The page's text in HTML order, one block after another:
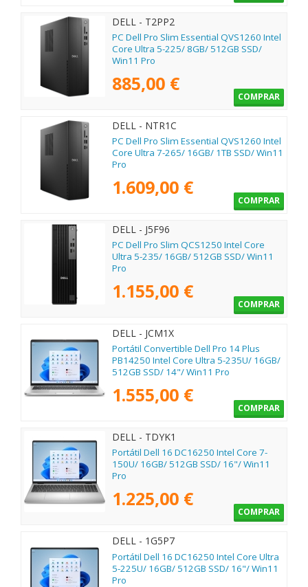
DELL - T2PP2
PC Dell Pro Slim Essential QVS1260 Intel
Core Ultra 5-225/ 8GB/ 512GB SSD/
Win11 Pro
885,00 €
COMPRAR
DELL - NTR1C
PC Dell Pro Slim Essential QVS1260 Intel
Core Ultra 7-265/ 16GB/ 1TB SSD/ Win11
Pro
1.609,00 €
COMPRAR
DELL - J5F96
PC Dell Pro Slim QCS1250 Intel Core
Ultra 5-235/ 16GB/ 512GB SSD/ Win11
Pro
1.155,00 €
COMPRAR
DELL - JCM1X
Portátil Convertible Dell Pro 14 Plus
PB14250 Intel Core Ultra 5-235U/ 16GB/
512GB SSD/ 14"/ Win11 Pro
1.555,00 €
COMPRAR
DELL - TDYK1
Portátil Dell 16 DC16250 Intel Core 7-
150U/ 16GB/ 512GB SSD/ 16"/ Win11
Pro
1.225,00 €
COMPRAR
DELL - 1G5P7
Portátil Dell 16 DC16250 Intel Core Ultra
5-225U/ 16GB/ 512GB SSD/ 16"/ Win11
Pro